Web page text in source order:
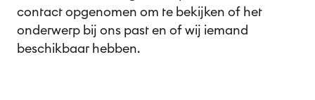
contact opgenomen om te bekijken of het
onderwerp bij ons past en of wij iemand
beschikbaar hebben.